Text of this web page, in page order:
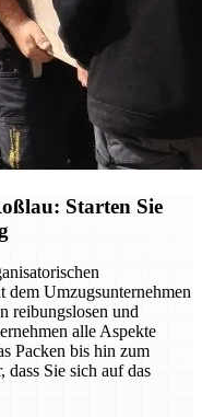
Starten Sie
Umzugsunternehmen
reibungslosen und
alle Aspekte
Packen bis hin zum
dass Sie sich auf das